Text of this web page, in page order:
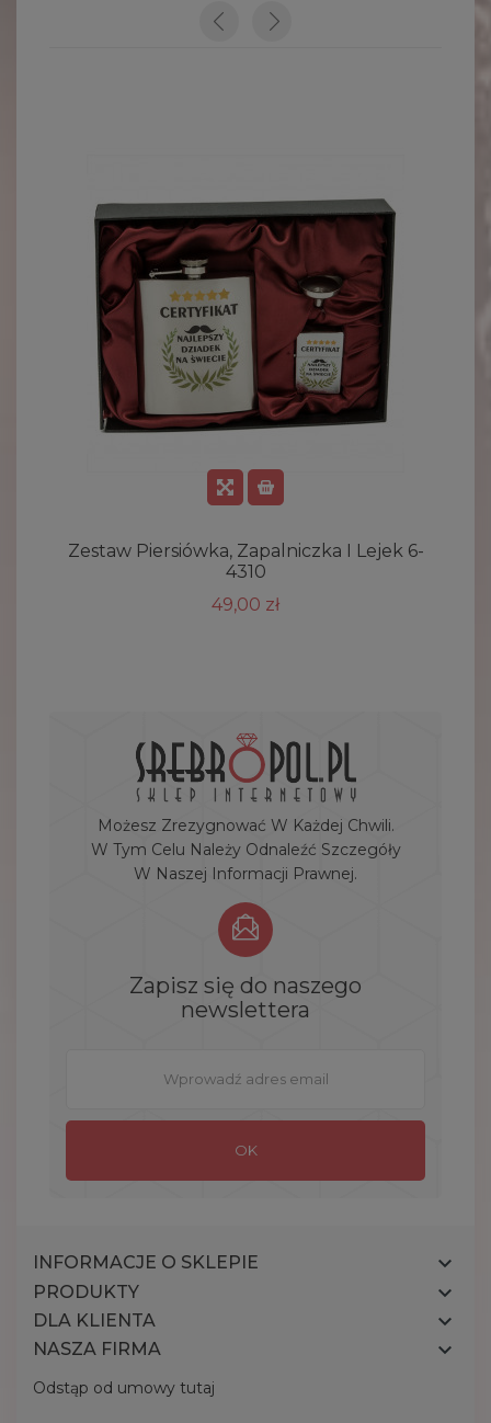
Zestaw Piersiówka, Zapalniczka I Lejek 6-
4310
49,00 zł
Możesz Zrezygnować W Każdej Chwili.
W Tym Celu Należy Odnaleźć Szczegóły
W Naszej Informacji Prawnej.
Zapisz się do naszego
newslettera
INFORMACJE O SKLEPIE 
PRODUKTY 
DLA KLIENTA 
NASZA FIRMA 
Odstąp od umowy tutaj